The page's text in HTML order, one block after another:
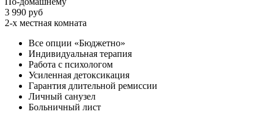
3 990 руб
2-х местная комната
Все опции «Бюджетно»
Индивидуальная терапия
Работа с психологом
Усиленная детоксикация
Гарантия длительной ремиссии
Личный санузел
Больничный лист